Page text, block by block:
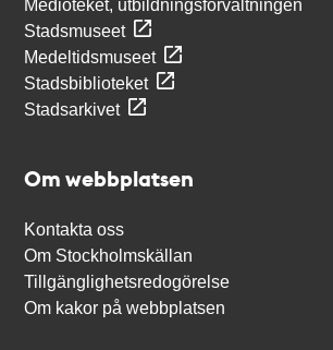
Medioteket, utbildningsförvaltningen
Stadsmuseet
Medeltidsmuseet
Stadsbiblioteket
Stadsarkivet
Om webbplatsen
Kontakta oss
Om Stockholmskällan
Tillgänglighetsredogörelse
Om kakor på webbplatsen